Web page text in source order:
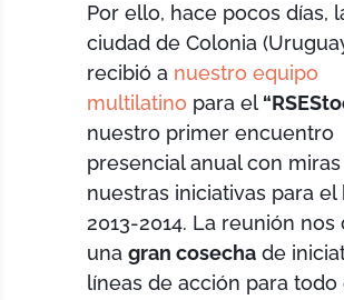
Por ello, hace pocos días,
ciudad de Colonia
recibió a nuestro equipo
multilatino para el
nuestro primer encuentro
presencial anual con miras
nuestras iniciativas para el
2013-2014. La reunión nos
unagran cosecha de
líneas de acción para todo